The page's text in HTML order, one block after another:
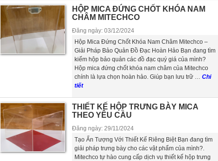
HỘP MICA ĐỨNG CHỐT KHÓA NAM
CHÂM MITECHCO
Đăng ngày: 03/12/2024
Hộp Mica Đứng Chốt Khóa Nam Châm Mitechco –
Giải Pháp Bảo Quản Đồ Đạc Hoàn Hảo Bạn đang tìm
kiếm hộp bảo quản các đồ đạc quý giá của mình?
Hộp mica đứng chốt khóa nam châm của Mitechco
chính là lựa chọn hoàn hảo. Giúp bạn lưu trữ … Chi
tiết
THIẾT KẾ HỘP TRƯNG BÀY MICA
THEO YÊU CẦU
Đăng ngày: 29/11/2024
Tạo Ấn Tượng Với Thiết Kế Riêng Biệt Bạn đang tìm
giải pháp trưng bày cho các vật phẩm của mình?.
Mitechco tự hào cung cấp dịch vụ thiết kế hộp trưng